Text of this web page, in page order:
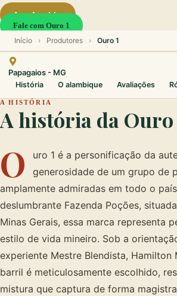
Agendar visita
Fale com Ouro 1
Início
› Produtores › Ouro 1
Papagaios - MG
História O alambique Avaliações
A HISTÓRIA
A história da Ouro
O
uro 1 é a personificação da
generosidade de um grupo de
amplamente admiradas em todo o
deslumbrante Fazenda Poções,
Minas Gerais, essa marca representa
estilo de vida mineiro. Sob a
experiente Mestre Blendista, Hamilton
barril é meticulosamente escolhido,
mistura que captura de forma